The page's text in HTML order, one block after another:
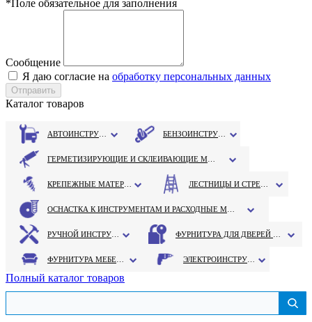
*Поле обязательное для заполнения
Сообщение
Я даю согласие на обработку персональных данных
Каталог товаров
Полный каталог товаров